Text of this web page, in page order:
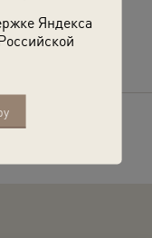
Яндекса
Москва»с этой
фото